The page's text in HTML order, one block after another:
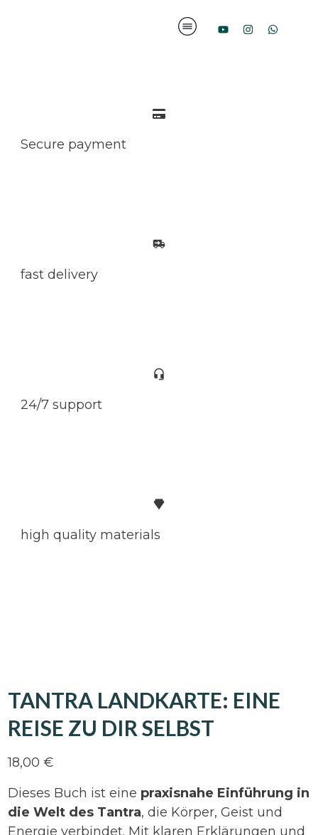
Secure payment
fast delivery
24/7 support
high quality materials
TANTRA LANDKARTE: EINE
REISE ZU DIR SELBST
18,00 €
Dieses Buch ist eine praxisnahe Einführung in
die Welt des Tantra, die Körper, Geist und
Energie verbindet. Mit klaren Erklärungen und